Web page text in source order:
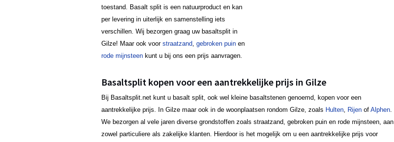
toestand. Basalt split is een natuurproduct en kan
per levering in uiterlijk en samenstelling iets
verschillen. Wij bezorgen graag uw basaltsplit in
Gilze! Maar ook voor straatzand, gebroken puin en
rode mijnsteen kunt u bij ons een prijs aanvragen.
Basaltsplit kopen voor een aantrekkelijke prijs in Gilze
Bij Basaltsplit.net kunt u basalt split, ook wel kleine basaltstenen genoemd, kopen voor een
aantrekkelijke prijs. In Gilze maar ook in de woonplaatsen rondom Gilze, zoals Hulten, Rijen of Alphen.
We bezorgen al vele jaren diverse grondstoffen zoals straatzand, gebroken puin en rode mijnsteen, aan
zowel particuliere als zakelijke klanten. Hierdoor is het mogelijk om u een aantrekkelijke prijs voor